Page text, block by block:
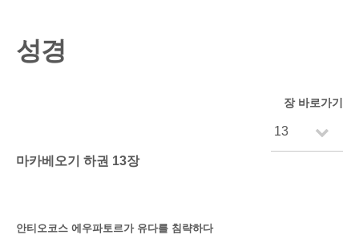
성경
장 바로가기
마카베오기 하권 13장
안티오코스 에우파토르가 유다를 침략하다